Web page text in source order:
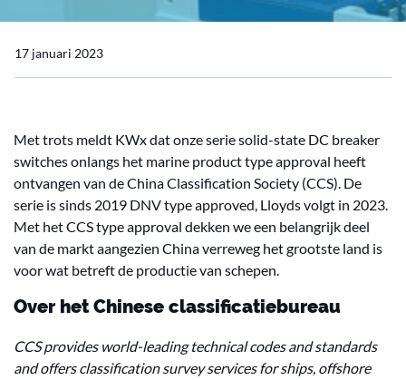
17 januari 2023
Met trots meldt KWx dat onze serie solid-state DC breaker
switches onlangs het marine product type approval heeft
ontvangen van de China Classification Society (CCS). De
serie is sinds 2019 DNV type approved, Lloyds volgt in 2023.
Met het CCS type approval dekken we een belangrijk deel
van de markt aangezien China verreweg het grootste land is
voor wat betreft de productie van schepen.
Over het Chinese classificatiebureau
CCS provides world-leading technical codes and standards
and offers classification survey services for ships, offshore